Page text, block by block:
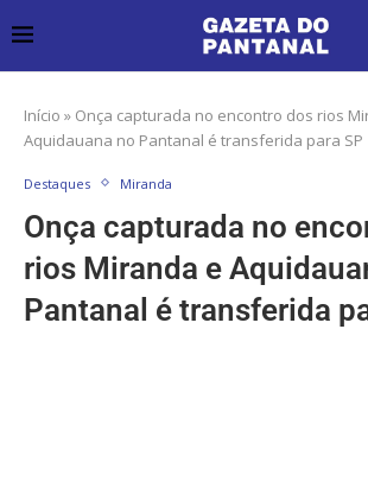
Início » Onça capturada no encontro dos rios
Aquidauana no Pantanal é transferida para SP
Destaques Miranda
Onça capturada no
rios Miranda e
Pantanal é transferida